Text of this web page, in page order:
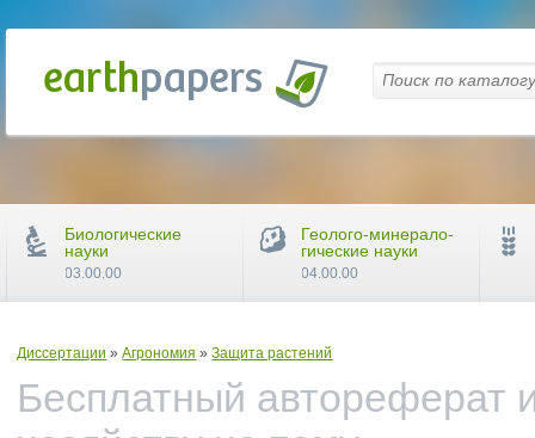
Диссертации »Агрономия »Защита растений
Бесплатный автореферат
Биологические
науки
03.00.00
Геолого-минерало-
гические науки
04.00.00